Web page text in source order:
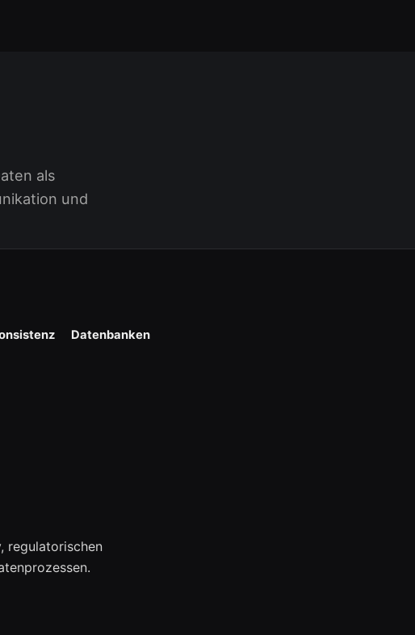
als
und
Datenbanken
regulatorischen